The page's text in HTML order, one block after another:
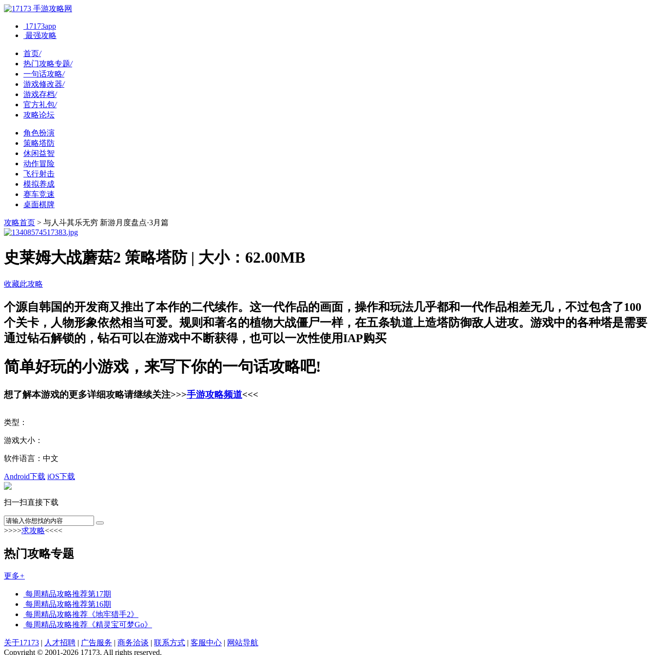
手游攻略网
17173app
最强攻略
首页/
热门攻略专题/
一句话攻略/
游戏修改器/
游戏存档/
官方礼包/
攻略论坛
角色扮演
策略塔防
休闲益智
动作冒险
飞行射击
模拟养成
赛车竞速
桌面棋牌
攻略首页 > 与人斗其乐无穷 新游月度盘点·3月篇
史莱姆大战蘑菇2 策略塔防 | 大小：62.00MB
收藏此攻略
个源自韩国的开发商又推出了本作的二代续作。这一代作品的画面，操作和玩法几乎都和一代作品相差无几，不过包含了100
个关卡，人物形象依然相当可爱。规则和著名的植物大战僵尸一样，在五条轨道上造塔防御敌人进攻。游戏中的各种塔是需要
通过钻石解锁的，钻石可以在游戏中不断获得，也可以一次性使用IAP购买
简单好玩的小游戏，来写下你的一句话攻略吧!
想了解本游戏的更多详细攻略请继续关注>>>手游攻略频道<<<
类型：
游戏大小：
软件语言： 中文
Android下载 iOS下载
扫一扫直接下载
>>>>求攻略<<<<
热门攻略专题
更多+
每周精品攻略推荐第17期
每周精品攻略推荐第16期
每周精品攻略推荐《地牢猎手2》
每周精品攻略推荐《精灵宝可梦Go》
关于17173 | 人才招聘 | 广告服务 | 商务洽谈 | 联系方式 | 客服中心 | 网站导航
Copyright © 2001-2026 17173. All rights reserved.